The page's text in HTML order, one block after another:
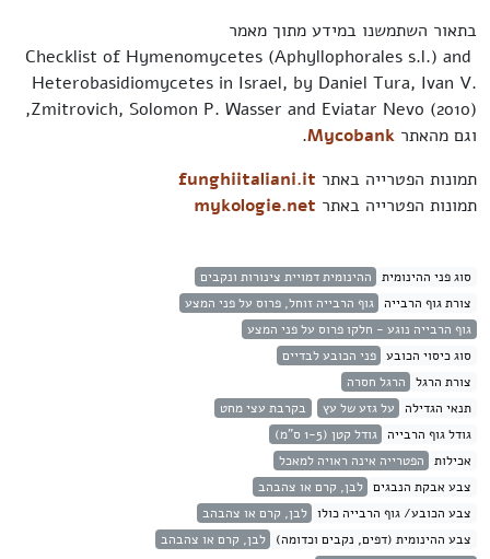
בתאור השתמשנו במידע מתוך מאמר
Checklist of Hymenomycetes (Aphyllophorales s.l.) and
Heterobasidiomycetes in Israel, by Daniel Tura, Ivan V.
Zmitrovich, Solomon P. Wasser and Eviatar Nevo (2010),
וגם מהאתרMycobank
.
תמונות הפטרייה באתרfunghiitaliani.it
תמונות הפטרייה באתרmykologie.net
סוג פני ההינומית ההינומית דמויית צינורות ונקבים
צורת גוף הרבייה גוף הרבייה זוחל, פרוס על פני המצע
גוף הרבייה נוגע - חלקו פרוס על פני המצע
סוג כיסוי הכובע פני הכובע לבדיים
צורת הרגל הרגל חסרה
תנאי הגדילה על גזע של עץ
בקרבת עצי מחט
גודל גוף הרבייה גודל קטן (1-5 ס"מ)
אכילות הפטרייה אינה ראויה למאכל
צבע אבקת הנבגים לבן, קרם או צהבהב
צבע הכובע/ גוף הרבייה כולו לבן, קרם או צהבהב
צבע ההינומית (דפים, נקבים וכדומה) לבן, קרם או צהבהב